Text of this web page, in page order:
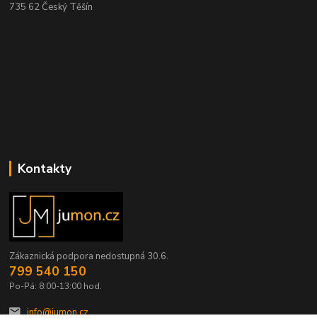
735 62 Český Těšín
Kontakty
Zákaznická podpora nedostupná 30.6.
799 540 150
Po-Pá: 8:00-13:00 hod.
info@jumon.cz